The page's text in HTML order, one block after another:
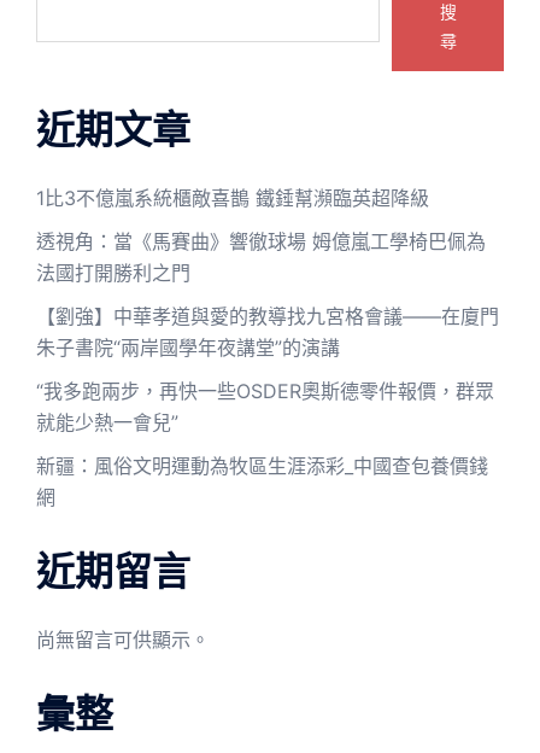
搜
尋
近期文章
1比3不億嵐系統櫃敵喜鵲 鐵錘幫瀕臨英超降級
透視角：當《馬賽曲》響徹球場 姆億嵐工學椅巴佩為
法國打開勝利之門
【劉強】中華孝道與愛的教導找九宮格會議——在廈門
朱子書院“兩岸國學年夜講堂”的演講
“我多跑兩步，再快一些OSDER奧斯德零件報價，群眾
就能少熱一會兒”
新疆：風俗文明運動為牧區生涯添彩_中國查包養價錢
網
近期留言
尚無留言可供顯示。
彙整